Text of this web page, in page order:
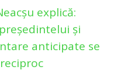
explică:
și
anticipate se